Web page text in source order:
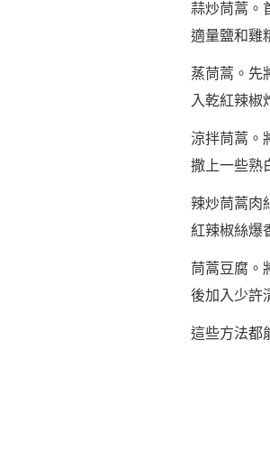
蒜炒茼蒿。
適量鹽和雞
蒸茼蒿。先
入乾紅辣椒
涼拌茼蒿。
撒上一些熟
辣炒茼蒿肉
紅辣椒絲爆
茼蒿豆腐。
後加入少許
這些方法都